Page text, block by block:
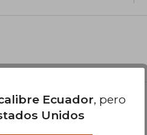
Ecuador, pero
Unidos